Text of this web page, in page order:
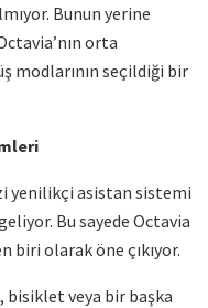
Bunun yerine
orta
modlarının seçildiği bir
yenilikçi asistan sistemi
Bu sayede Octavia
biri olarak öne çıkıyor.
bisiklet veya bir başka